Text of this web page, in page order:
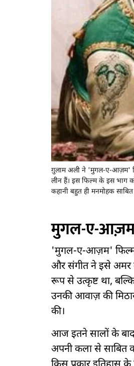
ग़ुलाम अली ने 'मुगल-ए-आज़म'
लीन हैं। इस फिल्म के इस भाग
कहानी बहुत ही मनमोहक साबित
मुगल-ए-आज़म
'मुगल-ए-आज़म' फिल्म
और संगीत ने इसे अमर
रूप से उत्कृष्ट था,
उनकी आवाज़ की
की।
आज इतने सालों के बाद
अपनी कला से साबित